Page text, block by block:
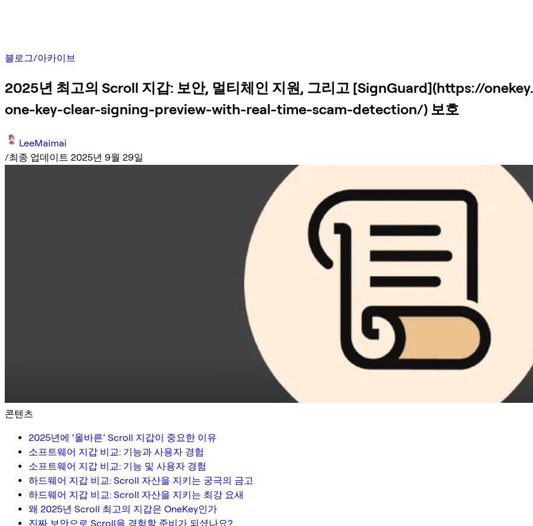
블로그/아카이브
2025년 최고의 Scroll 지갑: 보안, 멀티체인 지원, 그리고 [SignGuard](https://
one-key-clear-signing-preview-with-real-time-scam-detection/) 보호
LeeMaimai
/최종 업데이트 2025년 9월 29일
콘텐츠
2025년에 ‘올바른’ Scroll 지갑이 중요한 이유
소프트웨어 지갑 비교: 기능과 사용자 경험
소프트웨어 지갑 비교: 기능 및 사용자 경험
하드웨어 지갑 비교: Scroll 자산을 지키는 궁극의 금고
하드웨어 지갑 비교: Scroll 자산을 지키는 최강 요새
왜 2025년 Scroll 최고의 지갑은 OneKey인가
진짜 보안으로 Scroll을 경험할 준비가 되셨나요?